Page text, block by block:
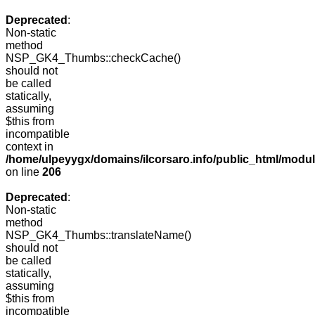
Deprecated :
Non-static
method
NSP_GK4_Thumbs::checkCache()
should not
be called
statically,
assuming
$this from
incompatible
context in
/home/ulpeyygx/domains/ilcorsaro.info/public_html/
on line 206
Deprecated :
Non-static
method
NSP_GK4_Thumbs::translateName()
should not
be called
statically,
assuming
$this from
incompatible